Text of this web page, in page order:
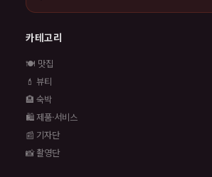
카테고리
🍽️ 맛집
💄 뷰티
🏨 숙박
🛍️ 제품·서비스
📰 기자단
📸 촬영단